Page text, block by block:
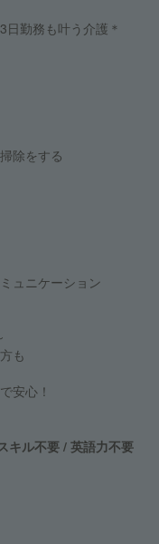
日勤務も叶う介護＊
除をする
ュニケーション
も
安心！
キル不要 / 英語力不要